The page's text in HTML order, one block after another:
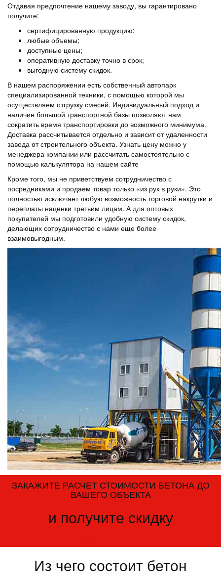
Отдавая предпочтение нашему заводу, вы гарантировано
получите:
сертифицированную продукцию;
любые объемы;
доступные цены;
оперативную доставку точно в срок;
выгодную систему скидок.
В нашем распоряжении есть собственный автопарк
специализированной техники, с помощью которой мы
осуществляем отгрузку смесей. Индивидуальный подход и
наличие большой транспортной базы позволяют нам
сократить время транспортировки до возможного минимума.
Доставка рассчитывается отдельно и зависит от удаленности
завода от строительного объекта. Узнать цену можно у
менеджера компании или рассчитать самостоятельно с
помощью калькулятора на нашем сайте
Кроме того, мы не приветствуем сотрудничество с
посредниками и продаем товар только «из рук в руки». Это
полностью исключает любую возможность торговой накрутки и
переплаты наценки третьим лицам. А для оптовых
покупателей мы подготовили удобную систему скидок,
делающих сотрудничество с нами еще более
взаимовыгодным.
ЗАКАЖИТЕ РАСЧЕТ СТОИМОСТИ БЕТОНА ДО
ВАШЕГО ОБЪЕКТА
и получите скидку
Из чего состоит бетон